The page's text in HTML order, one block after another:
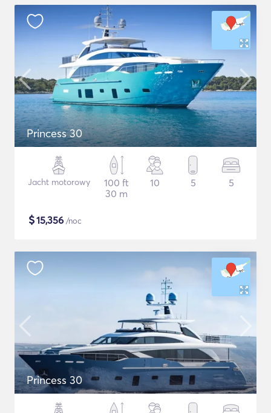
Princess 30
Jacht motorowy
100 ft
30 m
10 5 5
$15,356 /noc
Princess 30